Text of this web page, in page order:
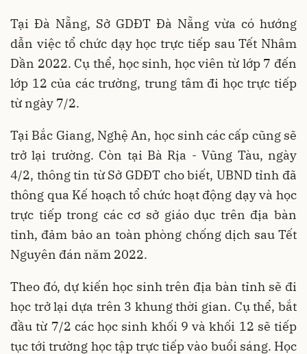
Tại Đà Nẵng, Sở GDĐT Đà Nẵng vừa có hướng
dẫn việc tổ chức dạy học trực tiếp sau Tết Nhâm
Dần 2022. Cụ thể, học sinh, học viên từ lớp 7 đến
lớp 12 của các trường, trung tâm đi học trực tiếp
từ ngày 7/2.
Tại Bắc Giang, Nghệ An, học sinh các cấp cũng sẽ
trở lại trường. Còn tại Bà Rịa - Vũng Tàu, ngày
4/2, thông tin từ Sở GDĐT cho biết, UBND tỉnh đã
thông qua Kế hoạch tổ chức hoạt động dạy và học
trực tiếp trong các cơ sở giáo dục trên địa bàn
tỉnh, đảm bảo an toàn phòng chống dịch sau Tết
Nguyên đán năm 2022.
Theo đó, dự kiến học sinh trên địa bàn tỉnh sẽ đi
học trở lại dựa trên 3 khung thời gian. Cụ thể, bắt
đầu từ 7/2 các học sinh khối 9 và khối 12 sẽ tiếp
tục tới trường học tập trực tiếp vào buổi sáng. Học